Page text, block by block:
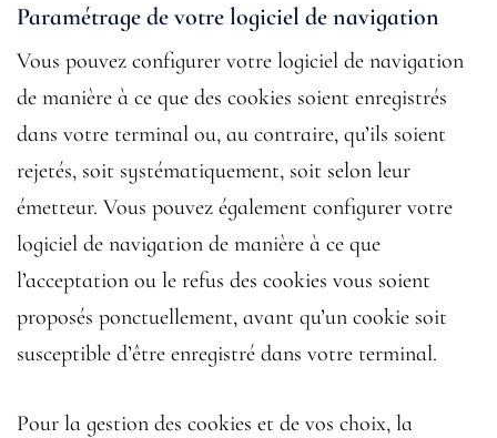
Paramétrage de votre logiciel de navigation
Vous pouvez configurer votre logiciel de navigation
de manière à ce que des cookies soient enregistrés
dans votre terminal ou, au contraire, qu’ils soient
rejetés, soit systématiquement, soit selon leur
émetteur. Vous pouvez également configurer votre
logiciel de navigation de manière à ce que
l’acceptation ou le refus des cookies vous soient
proposés ponctuellement, avant qu’un cookie soit
susceptible d’être enregistré dans votre terminal.
Pour la gestion des cookies et de vos choix, la